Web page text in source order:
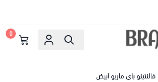
0
فالنتينو باي ماريو ابيض